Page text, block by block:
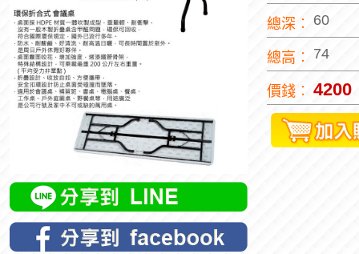
總深︰ 60
總高︰ 74
價錢︰ 4200